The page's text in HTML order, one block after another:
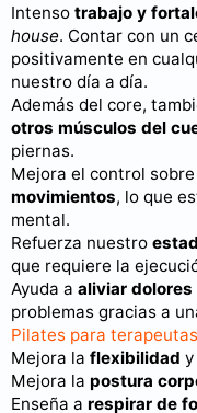
Intenso trabajo y
house. Contar con un
positivamente en
nuestro día a día.
Además del core,
otros músculos del
piernas.
Mejora el control
movimientos, lo que
mental.
Refuerza nuestro
que requiere la
Ayuda a aliviar dolores
problemas gracias a
Pilates para terapeutas
Mejora la flexibilidad y
Mejora la postura
Enseña a respirar de